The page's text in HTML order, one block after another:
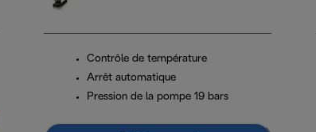
Contrôle de température
Arrêt automatique
Pression de la pompe 19 bars